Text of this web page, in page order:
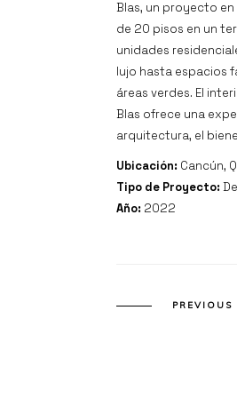
Blas, un proyecto
de 20 pisos en un
unidades
lujo hasta espacios
áreas verdes. El
Blas ofrece una
arquitectura, el
Ubicación: Cancún,
Tipo de Proyecto:
Año: 2022
PREVIOUS